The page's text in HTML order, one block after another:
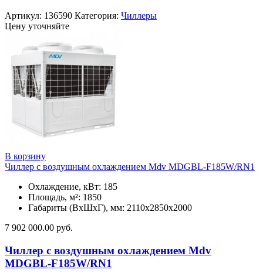
Артикул: 136590 Категория: Чиллеры
Цену уточняйте
В корзину
Чиллер с воздушным охлаждением Mdv MDGBL-F185W/RN1
Охлаждение, кВт: 185
Площадь, м²: 1850
Габариты (ВxШxГ), мм: 2110х2850х2000
7 902 000.00 руб.
Чиллер с воздушным охлаждением Mdv
MDGBL-F185W/RN1